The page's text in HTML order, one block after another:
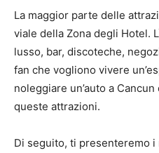
La maggior parte delle
viale della Zona degli Hotel.
lusso, bar, discoteche,
fan che vogliono vivere
noleggiare un’auto a
queste attrazioni.
Di seguito, ti presenteremo